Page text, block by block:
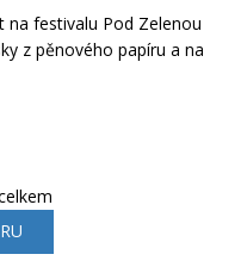
festivalu Pod Zelenou
z pěnového papíru a na